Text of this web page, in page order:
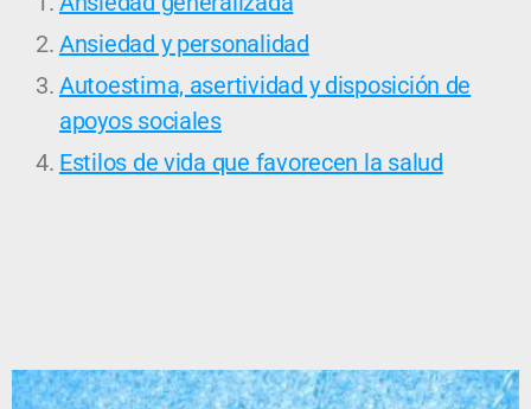
Ansiedad y personalidad
Autoestima, asertividad y disposición de
apoyos sociales
Estilos de vida que favorecen la salud